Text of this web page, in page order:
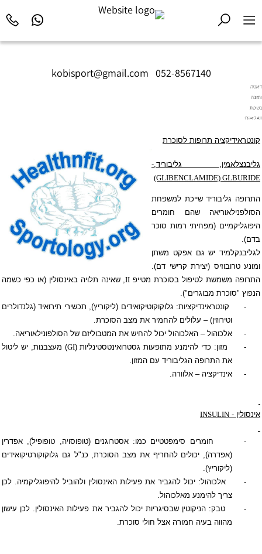
kobisport@gmail.com 052-8567140
דיאטה
ותזונה
בשיטת
Diet2All:
שמאחורי
המושלם.
קונטראידיקציה תרופות לסוכרת
גליבנצלאמין, גליבוריד,-
(GLIBENCLAMIDE) GLBURIDE
התרופה גליבוריד שייכת למשפחת
הסולפנילאוריאה שהם חומרים
היפוגליקמיים (מפחיתי רמות סוכר
בדם).
לגליבנקלמיד יש גם אפקט משתן
ומונע טרובוזיס (יצירת קרישי דם).
התרופה משמשת לטיפול בסוכרת מטייפ II, שאינה תלויה באינסולין (או כפי כשמה
הנפוץ "סוכרת מבוגרים").
-
קונטראינדיקציות: גלוקוקוטיקואידים (ליקוריץ), תכשירי תירואיד (גלנדולרים
וטירוזין) – עלולים להחמיר את מצב הסוכרת.
-
אלכוהול – האלכוהול יכול להחיש את המטבוליזם של הסולפונילאוריאה.
-
מזון: כדי להימנע מתופעות גסטרואינטסטינליות (GI) מעצבנות, יש ליטול
את התרופה הגליבוריד עם המזון.
-
אינדיקציה – אלוורה.
אינסולין -
INSULIN
-
חומרים סימפטטיים כמו: אסטרוגנים (טופוסויה, טופופיל), אפדרין
(אפדרה), יכולים להחריף את מצב הסוכרת, כנ"ל גם גלוקוקורטיקואידים
(ליקוריץ).
-
אלכוהול: יכול להגביר את פעילות האינסולין ולהוביל להיפוגליקמיה. לכן
צריך להימנע מאלכוהול.
-
טבק: הניקוטין שבסיגריות יכול להגביר את פעילות האינסולין. לכן עישון
מהווה בעיה חמורה אצל חולי סוכרת.